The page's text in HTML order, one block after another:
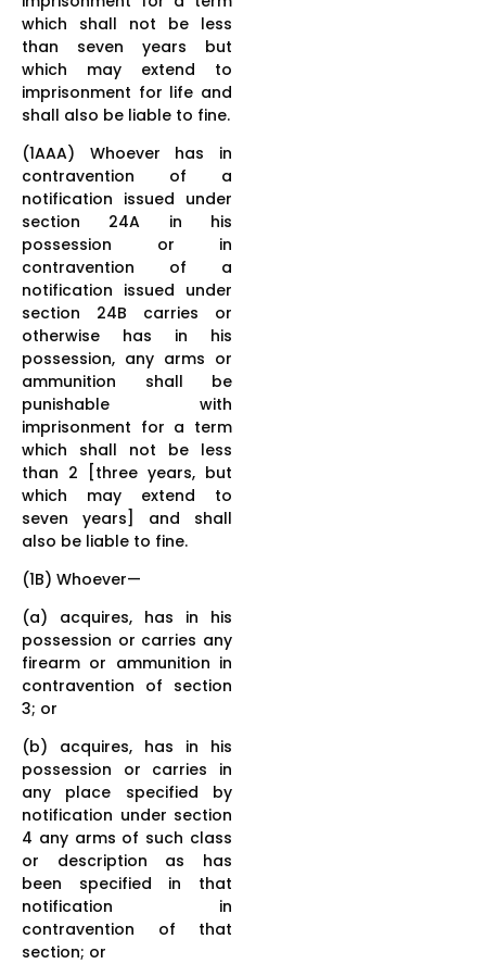
which shall not be less
than seven years but
which may extend to
imprisonment for life and
shall also be liable to fine.
(1AAA) Whoever has in
contravention of a
notification issued under
section 24A in his
possession or in
contravention of a
notification issued under
section 24B carries or
otherwise has in his
possession, any arms or
ammunition shall be
punishable with
imprisonment for a term
which shall not be less
than 2 [three years, but
which may extend to
seven years] and shall
also be liable to fine.
(1B) Whoever—
(a) acquires, has in his
possession or carries any
firearm or ammunition in
contravention of section
3; or
(b) acquires, has in his
possession or carries in
any place specified by
notification under section
4 any arms of such class
or description as has
been specified in that
notification in
contravention of that
section; or